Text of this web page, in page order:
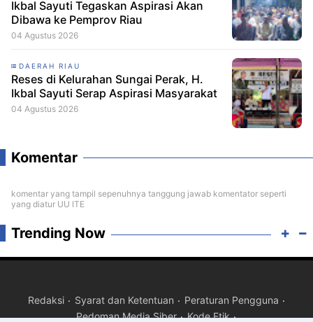
Ikbal Sayuti Tegaskan Aspirasi Akan
Dibawa ke Pemprov Riau
04 Agustus 2026
DAERAH RIAU
Reses di Kelurahan Sungai Perak, H.
Ikbal Sayuti Serap Aspirasi Masyarakat
04 Agustus 2026
Komentar
komentar yang tampil sepenuhnya tanggung jawab komentator seperti
yang diatur UU ITE
Trending Now
Redaksi Syarat dan Ketentuan
Peraturan Pengguna
Pedoman Media Siber
Kode Etik